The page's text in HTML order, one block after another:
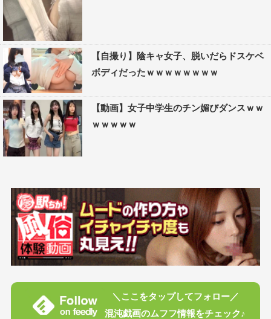
【自撮り】陰キャ女子、脱いだらドスケベ
ボディだったｗｗｗｗｗｗｗｗ
【動画】女子中学生のチン媚びダンスｗｗ
ｗｗｗｗｗ
＼ここをタップしてフォロー／
混沌戯画のムフフ情報をチェック♪